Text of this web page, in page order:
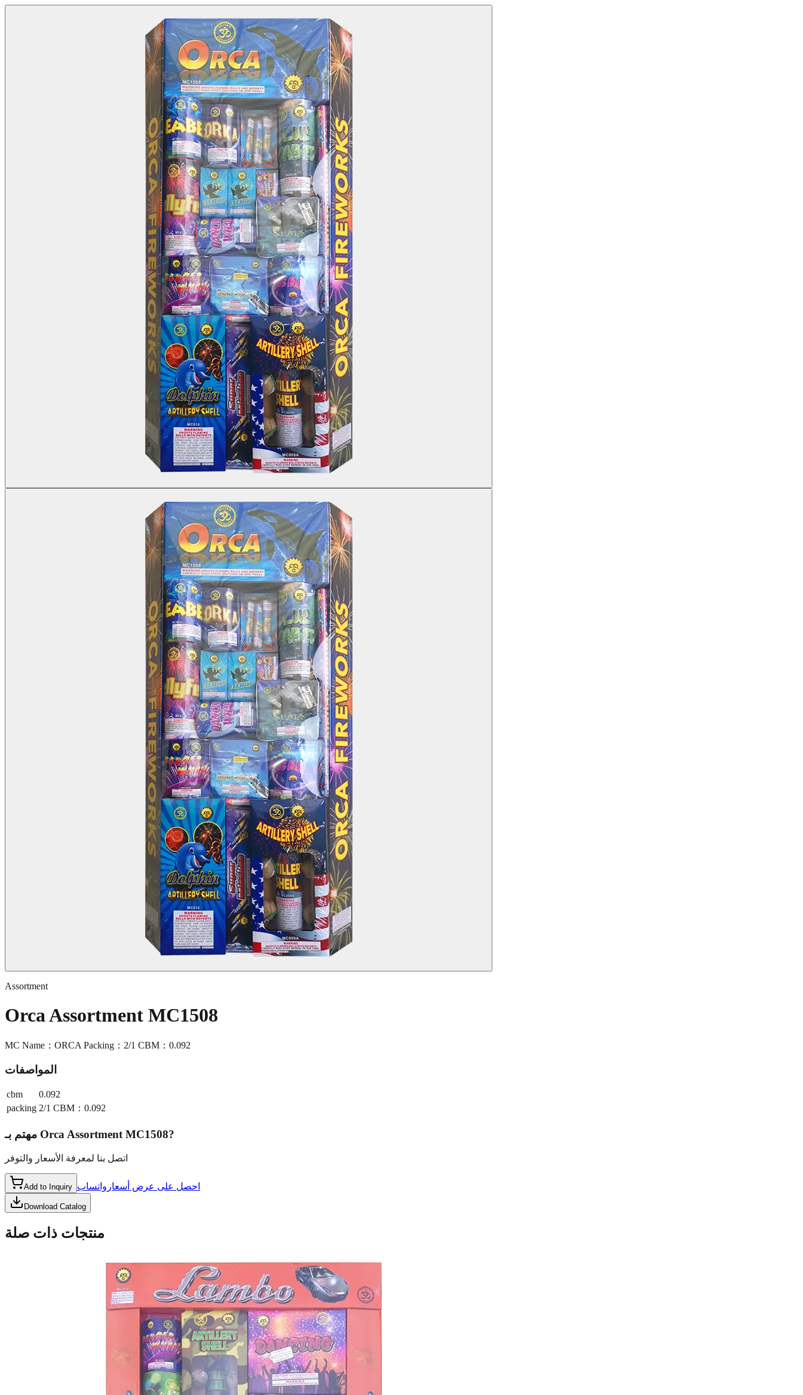
Assortment
Orca Assortment MC1508
MC Name：ORCA Packing：2/1 CBM：0.092
المواصفات
cbm
0.092
packing 2/1 CBM：0.092
مهتم بـ Orca Assortment MC1508?
اتصل بنا لمعرفة الأسعار والتوفر
Add to Inquiry احصل على عرض أسعار واتساب
Download Catalog
منتجات ذات صلة